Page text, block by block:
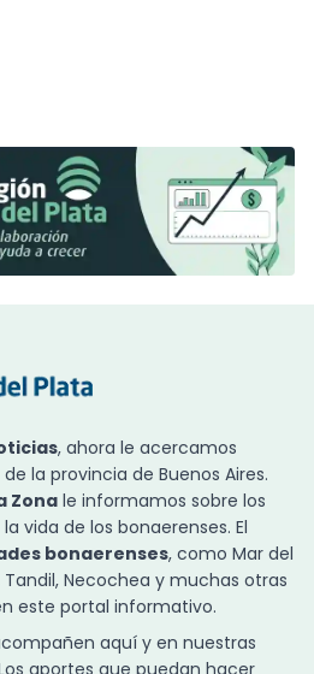
, ahora le acercamos
la provincia de Buenos Aires.
Zona le informamos sobre los
vida de los bonaerenses. El
bonaerenses, como Mar del
Tandil, Necochea y muchas otras
este portal informativo.
aquí y en nuestras